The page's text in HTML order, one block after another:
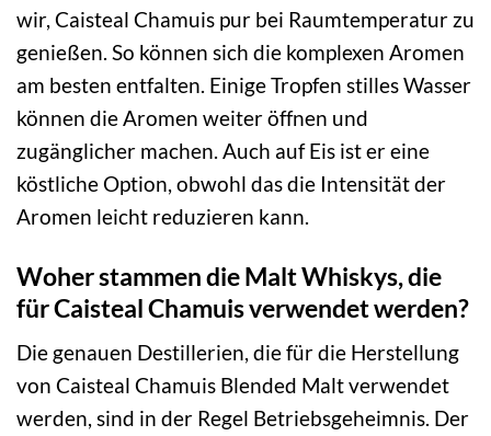
wir, Caisteal Chamuis pur bei Raumtemperatur zu
genießen. So können sich die komplexen Aromen
am besten entfalten. Einige Tropfen stilles Wasser
können die Aromen weiter öffnen und
zugänglicher machen. Auch auf Eis ist er eine
köstliche Option, obwohl das die Intensität der
Aromen leicht reduzieren kann.
Woher stammen die Malt Whiskys, die
für Caisteal Chamuis verwendet werden?
Die genauen Destillerien, die für die Herstellung
von Caisteal Chamuis Blended Malt verwendet
werden, sind in der Regel Betriebsgeheimnis. Der